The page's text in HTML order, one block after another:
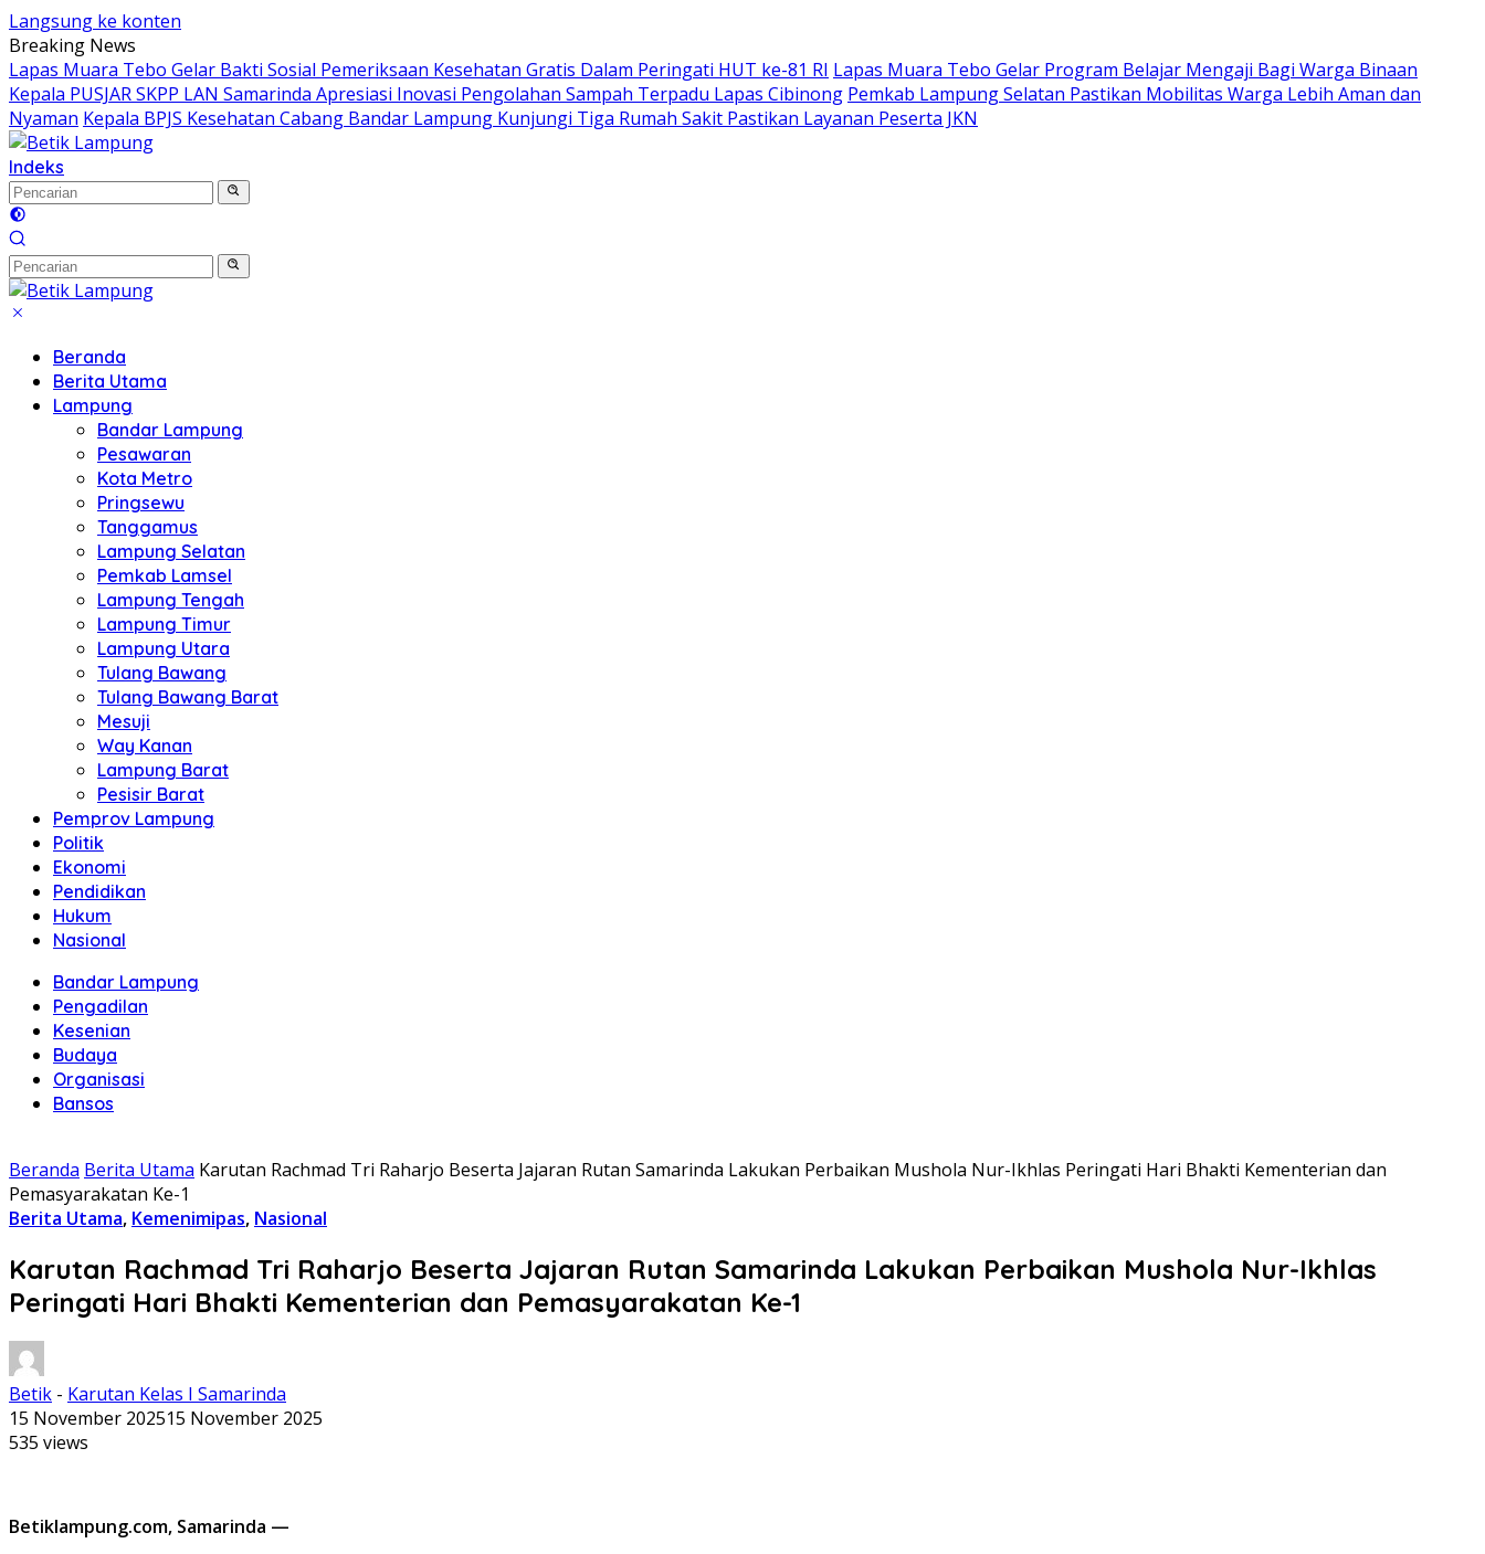
Langsung ke konten
Breaking News
Lapas Muara Tebo Gelar Bakti Sosial Pemeriksaan Kesehatan Gratis Dalam Peringati HUT ke-81 RI Lapas Muara Tebo Gelar Program Belajar Mengaji Bagi Warga Binaan
Kepala PUSJAR SKPP LAN Samarinda Apresiasi Inovasi Pengolahan Sampah Terpadu Lapas Cibinong Pemkab Lampung Selatan Pastikan Mobilitas Warga Lebih Aman dan
Nyaman Kepala BPJS Kesehatan Cabang Bandar Lampung Kunjungi Tiga Rumah Sakit Pastikan Layanan Peserta JKN
Indeks
Beranda
Berita Utama
Lampung
Bandar Lampung
Pesawaran
Kota Metro
Pringsewu
Tanggamus
Lampung Selatan
Pemkab Lamsel
Lampung Tengah
Lampung Timur
Lampung Utara
Tulang Bawang
Tulang Bawang Barat
Mesuji
Way Kanan
Lampung Barat
Pesisir Barat
Pemprov Lampung
Politik
Ekonomi
Pendidikan
Hukum
Nasional
Bandar Lampung
Pengadilan
Kesenian
Budaya
Organisasi
Bansos
Beranda Berita Utama Karutan Rachmad Tri Raharjo Beserta Jajaran Rutan Samarinda Lakukan Perbaikan Mushola Nur-Ikhlas Peringati Hari Bhakti Kementerian dan
Pemasyarakatan Ke-1
Berita Utama, Kemenimipas, Nasional
Karutan Rachmad Tri Raharjo Beserta Jajaran Rutan Samarinda Lakukan Perbaikan Mushola Nur-Ikhlas
Peringati Hari Bhakti Kementerian dan Pemasyarakatan Ke-1
Betik - Karutan Kelas I Samarinda
15 November 202515 November 2025
535 views
Betiklampung.com, Samarinda —